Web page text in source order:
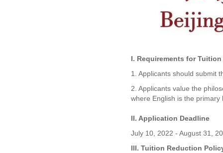
I. Requirements for
1. Applicants should submit
2. Applicants value the
where English is the
II. Application Deadline
July 10, 2022 - August 31,
III. Tuition Reduction